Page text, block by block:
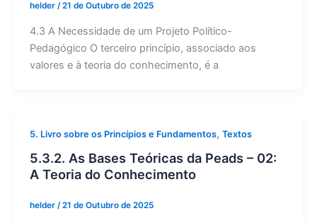
helder /21 de Outubro de 2025
4.3 A Necessidade de um Projeto Político-
Pedagógico O terceiro princípio, associado aos
valores e à teoria do conhecimento, é a
5. Livro sobre os Princípios e Fundamentos, Textos
5.3.2. As Bases Teóricas da Peads – 02:
A Teoria do Conhecimento
helder /21 de Outubro de 2025